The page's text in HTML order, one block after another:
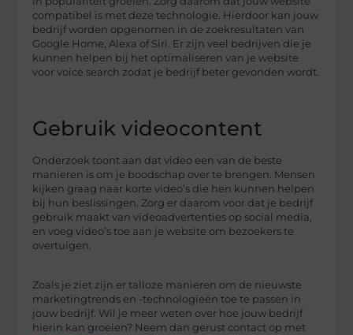
compatibel is met deze technologie. Hierdoor kan jouw
bedrijf worden opgenomen in de zoekresultaten van
Google Home, Alexa of Siri. Er zijn veel bedrijven die je
kunnen helpen bij het optimaliseren van je website
voor voice search zodat je bedrijf beter gevonden wordt.
Gebruik videocontent
Onderzoek toont aan dat video een van de beste
manieren is om je boodschap over te brengen. Mensen
kijken graag naar korte video’s die hen kunnen helpen
bij hun beslissingen. Zorg er daarom voor dat je bedrijf
gebruik maakt van videoadvertenties op social media,
en voeg video’s toe aan je website om bezoekers te
overtuigen.
Zoals je ziet zijn er talloze manieren om de nieuwste
marketingtrends en -technologieën toe te passen in
jouw bedrijf. Wil je meer weten over hoe jouw bedrijf
hierin kan groeien? Neem dan gerust contact op met